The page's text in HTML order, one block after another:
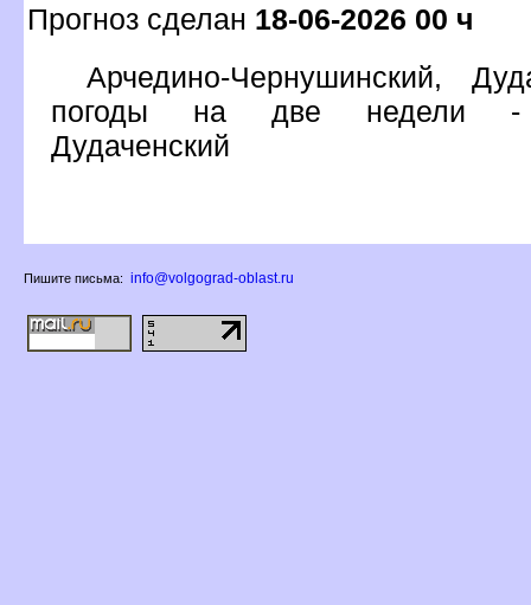
Прогноз сделан 18-06-2026 00 ч
Арчедино-Чернушинский,
погоды на две недели -
Дудаченский
Пишите письма: info@volgograd-oblast.ru